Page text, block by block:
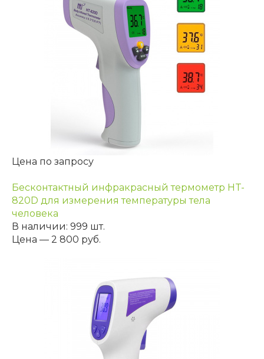
Цена по запросу
Бесконтактный инфракрасный термометр HT-
820D для измерения температуры тела
человека
В наличии: 999 шт.
Цена — 2 800 руб.